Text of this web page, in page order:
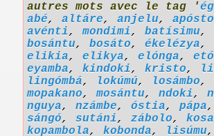
autres mots avec le tag '
abé, altáre, anjelu,
avénti,mondimi, batísimu,
bosántu, bosáto, ékelézya,
elikia, elikya, elónga,
eyamba, kindoki, kristo,
lingómbá, lokúmú, losámbo,
mopakano,mosántu, ndoki,
nguya, nzámbe, óstia, pápa,
sángó, sutáni, zábolo,
kopambola, kobonda, lisúmu,